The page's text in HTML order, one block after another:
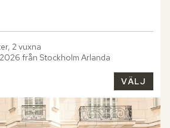
2 vuxna
från Stockholm Arlanda
VÄLJ